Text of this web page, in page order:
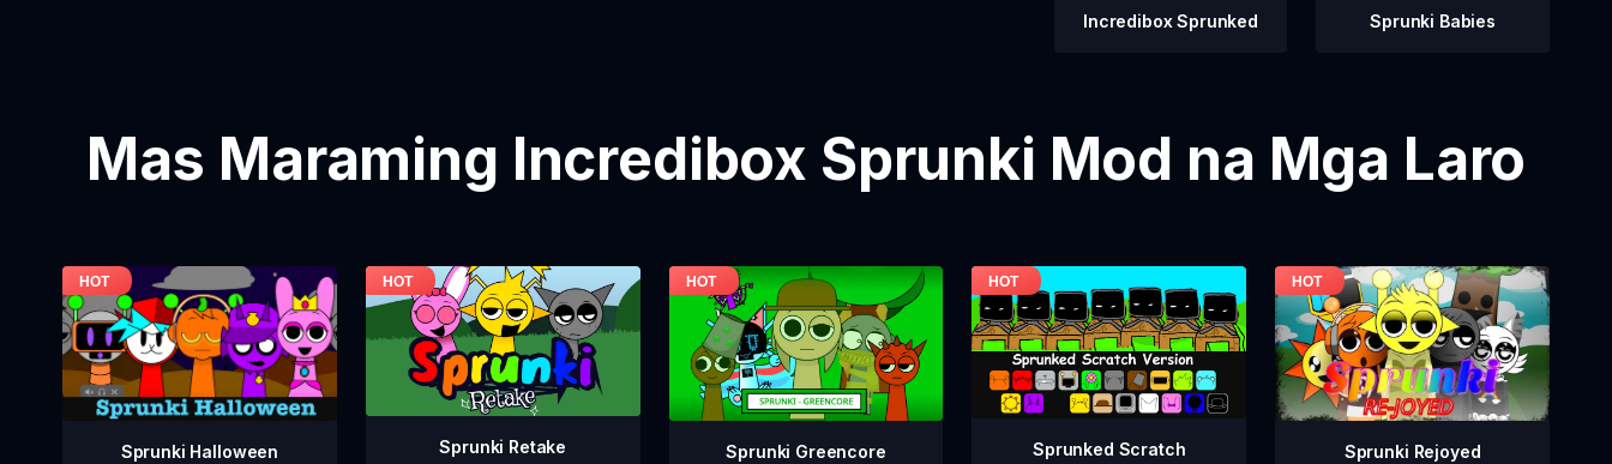
Incredibox Sprunked Sprunki Babies
Mas Maraming Incredibox Sprunki Mod na Mga Laro
Sprunki Halloween Sprunki Retake Sprunki Greencore Sprunked Scratch Sprunki Rejoyed